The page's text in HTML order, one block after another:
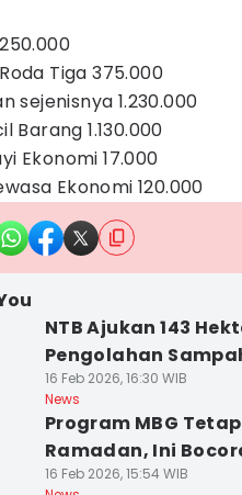
Tiga 375.000
sejenisnya 1.230.000
Barang 1.130.000
Ekonomi 17.000
Ekonomi 120.000
NTB Ajukan 143
Pengolahan
16 Feb 2026, 16:30 WIB
News
Program MBG
Ramadan, Ini
16 Feb 2026, 15:54 WIB